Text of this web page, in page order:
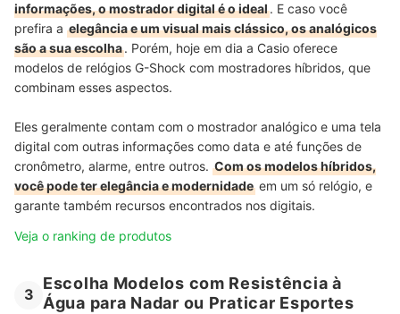
informações, o mostrador digital é o ideal. E caso você
prefira a elegância e um visual mais clássico, os analógicos
são a sua escolha. Porém, hoje em dia a Casio oferece
modelos de relógios G-Shock com mostradores híbridos, que
combinam esses aspectos.
Eles geralmente contam com o mostrador analógico e uma tela
digital com outras informações como data e até funções de
cronômetro, alarme, entre outros. Com os modelos híbridos,
você pode ter elegância e modernidade em um só relógio, e
garante também recursos encontrados nos digitais.
Veja o ranking de produtos
3
Escolha Modelos com Resistência à
Água para Nadar ou Praticar Esportes